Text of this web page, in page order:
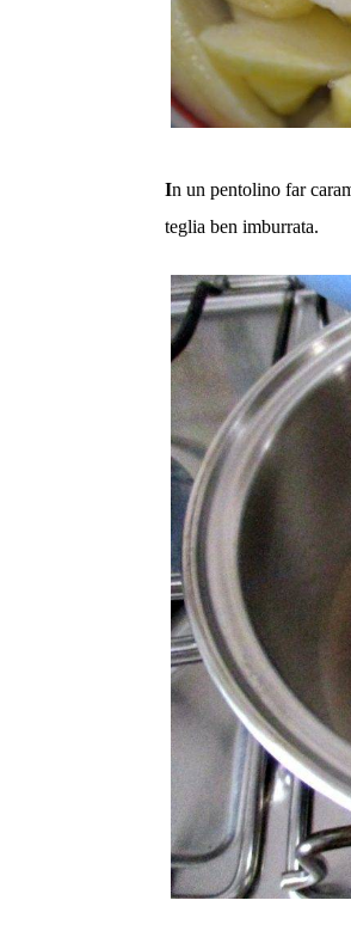
In un pentolino far
teglia ben imburrata.